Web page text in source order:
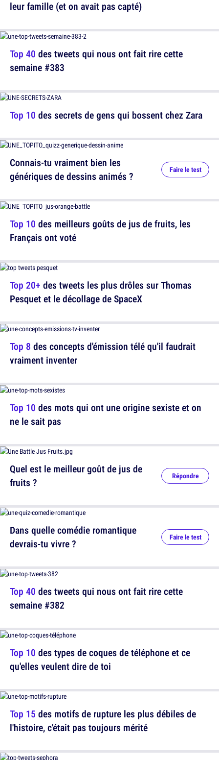
leur famille (et on avait pas capté)
Top 10 des secrets de gens qui bossent chez Zara
Top 10 des meilleurs goûts de jus de fruits, les
Français ont voté
Top 8 des concepts d'émission télé qu'il faudrait
vraiment inventer
Quel est le meilleur goût de jus de
fruits ?
Répondre
Top 40 des tweets qui nous ont fait rire cette
semaine #382
Top 15 des motifs de rupture les plus débiles de
l'histoire, c'était pas toujours mérité
Top 40 des tweets qui nous ont fait rire cette
semaine #383
Connais-tu vraiment bien les
génériques de dessins animés ?
Faire le test
Top 20+ des tweets les plus drôles sur Thomas
Pesquet et le décollage de SpaceX
Top 10 des mots qui ont une origine sexiste et on
ne le sait pas
Dans quelle comédie romantique
devrais-tu vivre ?
Faire le test
Top 10 des types de coques de téléphone et ce
qu'elles veulent dire de toi